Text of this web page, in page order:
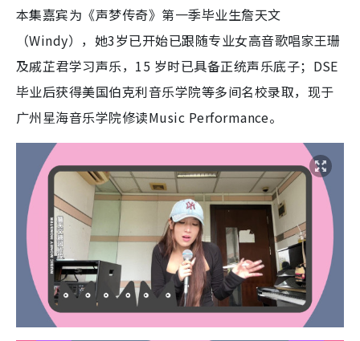
本集嘉宾为《声梦传奇》第一季毕业生詹天文
（Windy），她3岁已开始已跟随专业女高音歌唱家王珊
及戚芷君学习声乐，15 岁时已具备正统声乐底子；DSE
毕业后获得美国伯克利音乐学院等多间名校录取，现于
广州星海音乐学院修读Music Performance。